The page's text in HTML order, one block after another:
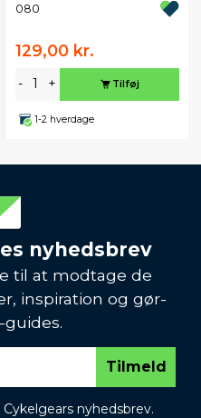
080
129,00 kr.
- + Tilføj
1-2 hverdage
nyhedsbrev
til at modtage de
inspiration og gør-
Tilmeld
nyhedsbrev.